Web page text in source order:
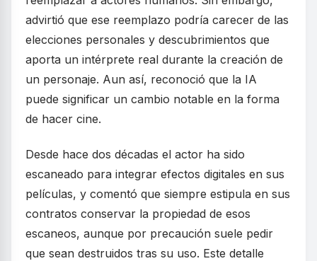
advirtió que ese reemplazo podría carecer de las
elecciones personales y descubrimientos que
aporta un intérprete real durante la creación de
un personaje. Aun así, reconoció que la IA
puede significar un cambio notable en la forma
de hacer cine.
Desde hace dos décadas el actor ha sido
escaneado para integrar efectos digitales en sus
películas, y comentó que siempre estipula en sus
contratos conservar la propiedad de esos
escaneos, aunque por precaución suele pedir
que sean destruidos tras su uso. Este detalle